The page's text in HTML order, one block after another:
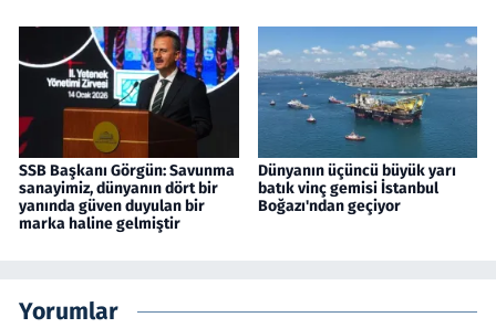
SSB Başkanı Görgün: Savunma
sanayimiz, dünyanın dört bir
yanında güven duyulan bir
marka haline gelmiştir
Dünyanın üçüncü büyük yarı
batık vinç gemisi İstanbul
Boğazı'ndan geçiyor
Yorumlar